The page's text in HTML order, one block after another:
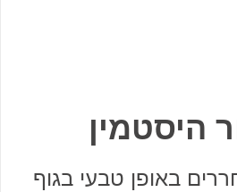
היסטמין
באופן טבעי בגוף